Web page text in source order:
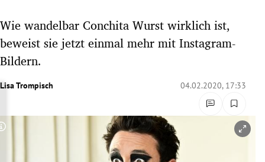
Untermenü
Untermenü
Untermenü
Wie wandelbar Conchita Wurst wirklich ist,
beweist sie jetzt einmal mehr mit Instagram-
Bildern.
Lisa Trompisch 04.02.2020, 17:33
Copyright-Hinweis öffnen/schließen